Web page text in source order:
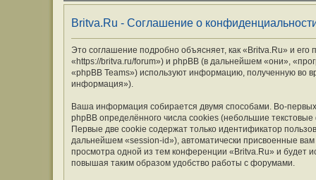
Britva.Ru - Соглашение о
Это соглашение подробно объясняет, как «Britva.Ru» и
«https://britva.ru/forum») и phpBB (в дальнейшем «они»,
«phpBB Teams») используют информацию, полученную во
информация»).
Ваша информация собирается двумя способами. Во-
phpBB определённого числа cookies (небольшие
Первые две cookie содержат только идентификатор
дальнейшем «session-id»), автоматически присвоенные
просмотра одной из тем конференции «Britva.Ru» и будет
повышая таким образом удобство работы с форумами.